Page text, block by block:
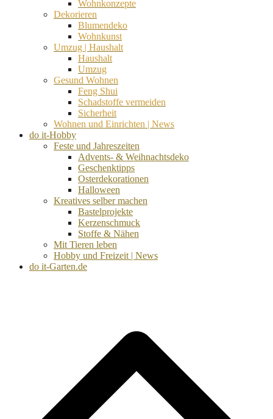
Wohnkonzepte
Dekorieren
Blumendeko
Wohnkunst
Umzug | Haushalt
Haushalt
Umzug
Gesund Wohnen
Feng Shui
Schadstoffe vermeiden
Sicherheit
Wohnen und Einrichten | News
do it-Hobby
Feste und Jahreszeiten
Advents- & Weihnachtsdeko
Geschenktipps
Osterdekorationen
Halloween
Kreatives selber machen
Bastelprojekte
Kerzenschmuck
Stoffe & Nähen
Mit Tieren leben
Hobby und Freizeit | News
do it-Garten.de